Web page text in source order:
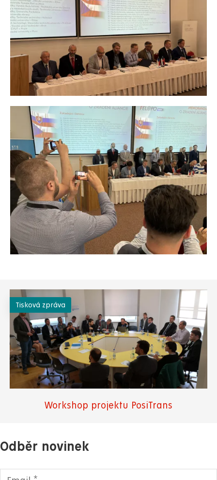
Tisková zpráva
Workshop projektu PosiTrans
Odběr novinek